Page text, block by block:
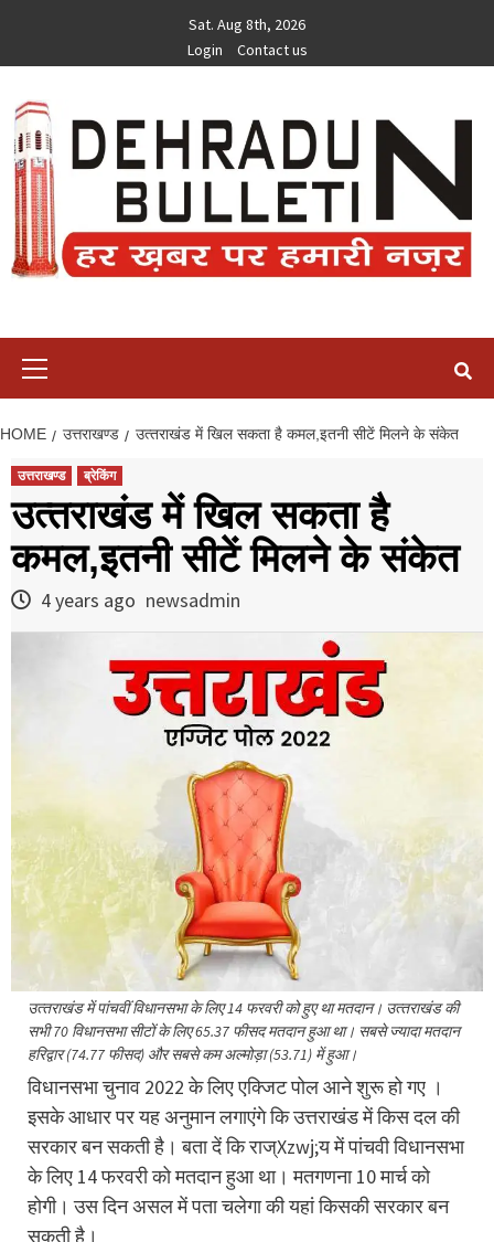
content
Sat. Aug 8th, 2026
Login
Contact us
HOME उत्तराखण्ड उत्‍तराखंड में खिल सकता है कमल,इतनी सीटें मिलने के संकेत
उत्तराखण्ड ब्रेकिंग
उत्‍तराखंड में खिल सकता है
कमल,इतनी सीटें मिलने के संकेत
4 years ago newsadmin
उत्‍तराखंड में पांचवीं विधानसभा के लिए 14 फरवरी को हुए था मतदान। उत्‍तराखंड की
सभी 70 विधानसभा सीटों के लिए 65.37 फीसद मतदान हुआ था। सबसे ज्‍यादा मतदान
हरिद्वार (74.77 फीसद) और सबसे कम अल्‍मोड़ा (53.71) में हुआ।
विधानसभा चुनाव 2022 के लिए एक्जिट पोल आने शुरू हो गए ।
इसके आधार पर यह अनुमान लगाएंगे कि उत्तराखंड में किस दल की
सरकार बन सकती है। बता दें कि राज्Xzwj;य में पांचवी विधानसभा
के लिए 14 फरवरी को मतदान हुआ था। मतगणना 10 मार्च को
होगी। उस दिन असल में पता चलेगा की यहां किसकी सरकार बन
सकती है।